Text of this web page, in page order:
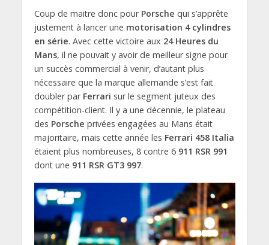
Coup de maitre donc pour Porsche qui s’apprête
justement à lancer une motorisation 4 cylindres
en série. Avec cette victoire aux 24 Heures du
Mans, il ne pouvait y avoir de meilleur signe pour
un succès commercial à venir, d’autant plus
nécessaire que la marque allemande s’est fait
doubler par Ferrari sur le segment juteux des
compétition-client. Il y a une décennie, le plateau
des Porsche privées engagées au Mans était
majoritaire, mais cette année les Ferrari 458 Italia
étaient plus nombreuses, 8 contre 6 911 RSR 991
dont une 911 RSR GT3 997.